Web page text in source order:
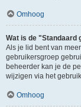
Omhoog
Wat is de "Standaard
Als je lid bent van
gebruikersgroep
beheerder kan je de
wijzigen via het
Omhoog